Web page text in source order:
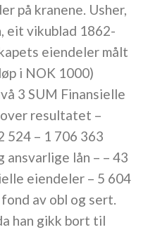
på kranene. Usher,
eit vikublad 1862-
eiendeler målt
i NOK 1000)
3 SUM Finansielle
resultatet –
524 – 1 706 363
lån – – 43
eiendeler – 5 604
av obl og sert.
han gikk bort til